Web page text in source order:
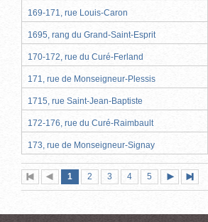
169-171, rue Louis-Caron
1695, rang du Grand-Saint-Esprit
170-172, rue du Curé-Ferland
171, rue de Monseigneur-Plessis
1715, rue Saint-Jean-Baptiste
172-176, rue du Curé-Raimbault
173, rue de Monseigneur-Signay
Première
page
Page
précédente
Page
1 (page
actuelle)
Page
2 Page
3 Page
4 Page
5
suivante
page